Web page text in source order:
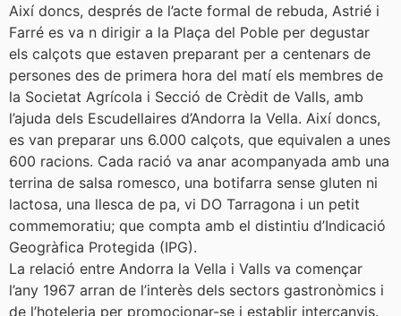
Així doncs, després de l’acte formal de rebuda, Astrié i
Farré es va n dirigir a la Plaça del Poble per degustar
els calçots que estaven preparant per a centenars de
persones des de primera hora del matí els membres de
la Societat Agrícola i Secció de Crèdit de Valls, amb
l’ajuda dels Escudellaires d’Andorra la Vella. Així doncs,
es van preparar uns 6.000 calçots, que equivalen a unes
600 racions. Cada ració va anar acompanyada amb una
terrina de salsa romesco, una botifarra sense gluten ni
lactosa, una llesca de pa, vi DO Tarragona i un petit
commemoratiu; que compta amb el distintiu d’Indicació
Geogràfica Protegida (IPG).
La relació entre Andorra la Vella i Valls va començar
l’any 1967 arran de l’interès dels sectors gastronòmics i
de l’hoteleria per promocionar-se i establir intercanvis.